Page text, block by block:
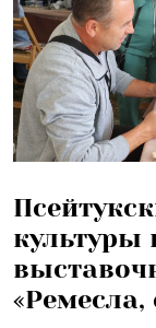
культуры
«Ремесла,